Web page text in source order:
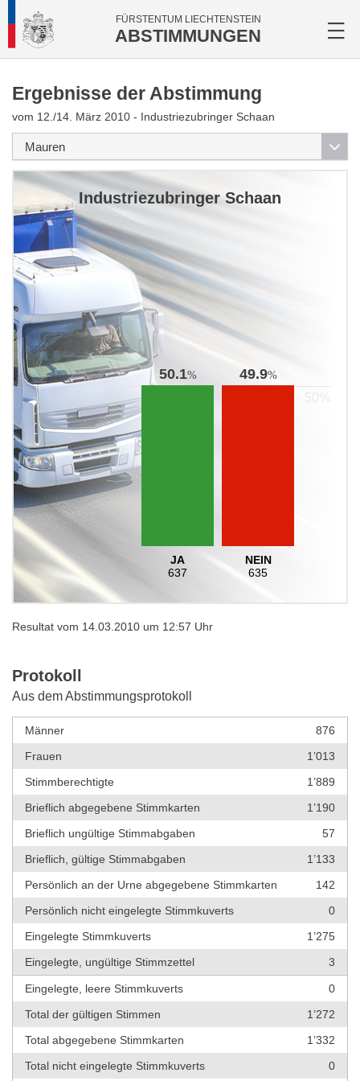
FÜRSTENTUM LIECHTENSTEIN
ABSTIMMUNGEN
Ergebnisse der Abstimmung
vom 12./14. März 2010 - Industriezubringer Schaan
Industriezubringer Schaan
50.1%
JA
637
49.9%
NEIN
635
Resultat vom 14.03.2010 um 12:57 Uhr
Protokoll
Aus dem Abstimmungsprotokoll
Männer
876
Frauen
1’013
Stimmberechtigte
1’889
Brieflich abgegebene Stimmkarten
1’190
Brieflich ungültige Stimmabgaben
57
Brieflich, gültige Stimmabgaben
1’133
Persönlich an der Urne abgegebene Stimmkarten
142
Persönlich nicht eingelegte Stimmkuverts
0
Eingelegte Stimmkuverts
1’275
Eingelegte, ungültige Stimmzettel
3
Eingelegte, leere Stimmkuverts
0
Total der gültigen Stimmen
1’272
Total abgegebene Stimmkarten
1’332
Total nicht eingelegte Stimmkuverts
0